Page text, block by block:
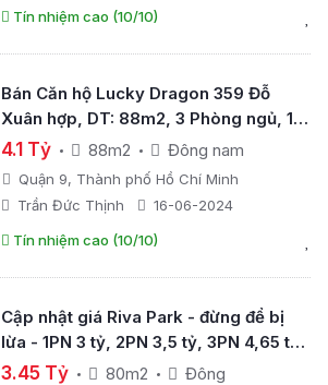
Tín nhiệm cao (10/10)
Bán Căn hộ Lucky Dragon 359 Đỗ
Xuân hợp, DT: 88m2, 3 Phòng ngủ, 1
Phòng khách, 2 WC, hướng cửa Đông
Nam - ban công Tây Nam; full nội thất
4.1 Tỷ 88m2 Đông nam
Quận 9, Thành phố Hồ Chí Minh
Trần Đức Thịnh
16-06-2024
Tín nhiệm cao (10/10)
Cập nhật giá Riva Park - đừng để bị
lừa - 1PN 3 tỷ, 2PN 3,5 tỷ, 3PN 4,65 tỷ
SHVV, ven sông, LK Q1
3.45 Tỷ 80m2 Đông